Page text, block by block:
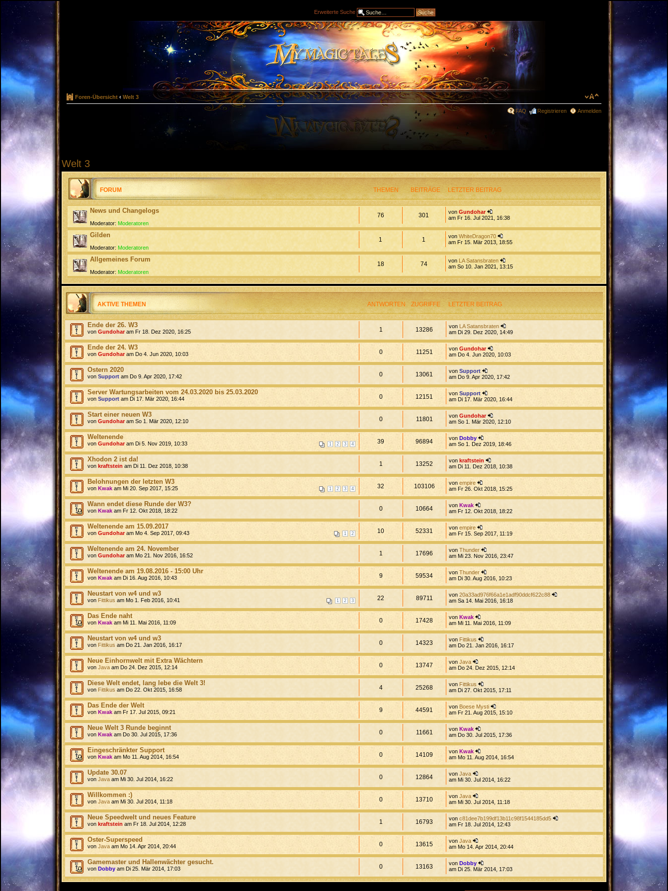
Erweiterte Suche
Foren-Übersicht ‹ Welt 3
FAQ Registrieren Anmelden
Welt 3
FORUM THEMEN BEITRÄGE LETZTER BEITRAG
News und Changelogs
Moderator: Moderatoren
76 301 von Gundohar
am Fr 16. Jul 2021, 16:38
Gilden
Moderator: Moderatoren
1 1 von WhiteDragon70
am Fr 15. Mär 2013, 18:55
Allgemeines Forum
Moderator: Moderatoren
18 74 von LA Satansbraten
am So 10. Jan 2021, 13:15
AKTIVE THEMEN ANTWORTEN ZUGRIFFE LETZTER BEITRAG
Ende der 26. W3
von Gundoharam Fr 18. Dez 2020, 16:25 1 13286 von LA Satansbraten
am Di 29. Dez 2020, 14:49
Ende der 24. W3
von Gundohar am Do 4. Jun 2020, 10:03 0 11251 vonGundohar
am Do 4. Jun 2020, 10:03
Ostern 2020
von Support am Do 9. Apr 2020, 17:42 0 13061 vonSupport
am Do 9. Apr 2020, 17:42
Server Wartungsarbeiten vom 24.03.2020 bis 25.03.2020
von Support am Di 17. Mär 2020, 16:44 0 12151 vonSupport
am Di 17. Mär 2020, 16:44
Start einer neuen W3
von Gundoharam So 1. Mär 2020, 12:10 0 11801 vonGundohar
am So 1. Mär 2020, 12:10
Weltenende
1 2 3 4
von Gundohar am Di 5. Nov 2019, 10:33 39 96894 vonDobby
am So 1. Dez 2019, 18:46
Xhodon 2 ist da!
von kraftstein am Di 11. Dez 2018, 10:38 1 13252 vonkraftstein
am Di 11. Dez 2018, 10:38
Belohnungen der letzten W3
1 2 3 4
von Kwak am Mi 20. Sep 2017, 15:25 32 103106 vonempire
am Fr 26. Okt 2018, 15:25
Wann endet diese Runde der W3?
von Kwak am Fr 12. Okt 2018, 18:22 0 10664 vonKwak
am Fr 12. Okt 2018, 18:22
Weltenende am 15.09.2017
1 2
von Gundohar am Mo 4. Sep 2017, 09:43 10 52331 vonempire
am Fr 15. Sep 2017, 11:19
Weltenende am 24. November
von Gundoharam Mo 21. Nov 2016, 16:52 1 17696 vonThunder
am Mi 23. Nov 2016, 23:47
Weltenende am 19.08.2016 - 15:00 Uhr
von Kwak am Di 16. Aug 2016, 10:43 9 59534 vonThunder
am Di 30. Aug 2016, 10:23
Neustart von w4 und w3
1 2 3
von Fittikus am Mo 1. Feb 2016, 10:41 22 89711 von20a33ad976f66a1e1adf90ddcf622c88
am Sa 14. Mai 2016, 16:18
Das Ende naht
von Kwak am Mi 11. Mai 2016, 11:09 0 17428 vonKwak
am Mi 11. Mai 2016, 11:09
Neustart von w4 und w3
von Fittikus am Do 21. Jan 2016, 16:17 0 14323 von Fittikus
am Do 21. Jan 2016, 16:17
Neue Einhornwelt mit Extra Wächtern
von Java am Do 24. Dez 2015, 12:14 0 13747 vonJava
am Do 24. Dez 2015, 12:14
Diese Welt endet, lang lebe die Welt 3!
von Fittikus am Do 22. Okt 2015, 16:58 4 25268 von Fittikus
am Di 27. Okt 2015, 17:11
Das Ende der Welt
von Kwak am Fr 17. Jul 2015, 09:21 9 44591 von Boese Mysti
am Fr 21. Aug 2015, 15:10
Neue Welt 3 Runde beginnt
von Kwak am Do 30. Jul 2015, 17:36 0 11661 vonKwak
am Do 30. Jul 2015, 17:36
Eingeschränkter Support
von Kwak am Mo 11. Aug 2014, 16:54 0 14109 vonKwak
am Mo 11. Aug 2014, 16:54
Update 30.07
von Java am Mi 30. Jul 2014, 16:22 0 12864 vonJava
am Mi 30. Jul 2014, 16:22
Willkommen :)
von Java am Mi 30. Jul 2014, 11:18 0 13710 vonJava
am Mi 30. Jul 2014, 11:18
Neue Speedwelt und neues Feature
von kraftstein am Fr 18. Jul 2014, 12:28 1 16793 vonc81dee7b199df13b11c98f1544185dd5
am Fr 18. Jul 2014, 12:43
Oster-Superspeed
von Java am Mo 14. Apr 2014, 20:44 0 13615 vonJava
am Mo 14. Apr 2014, 20:44
Gamemaster und Hallenwächter gesucht.
von Dobby am Di 25. Mär 2014, 17:03 0 13163 vonDobby
am Di 25. Mär 2014, 17:03